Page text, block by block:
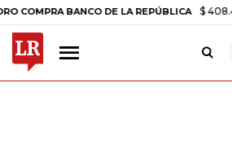
BANCO DE LA REPÚBLICA $ 408.498,97